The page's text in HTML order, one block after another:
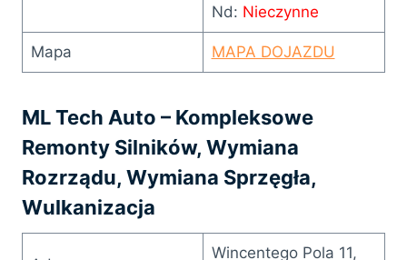
Nd: Nieczynne
Mapa MAPA DOJAZDU
ML Tech Auto – Kompleksowe
Remonty Silników, Wymiana
Rozrządu, Wymiana Sprzęgła,
Wulkanizacja
Wincentego Pola 11,